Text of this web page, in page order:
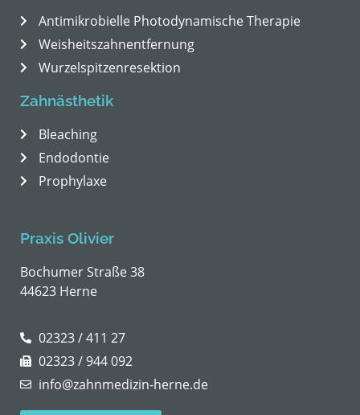
Antimikrobielle Photodynamische Therapie
Weisheitszahnentfernung
Wurzelspitzenresektion
Zahnästhetik
Bleaching
Endodontie
Prophylaxe
Praxis Olivier
Bochumer Straße 38
44623 Herne
02323 / 411 27
02323 / 944 092
info@zahnmedizin-herne.de